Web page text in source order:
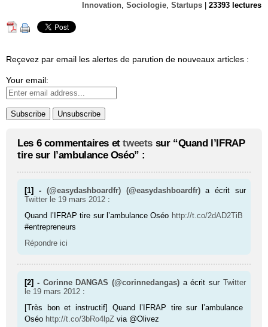
Innovation, Sociologie, Startups 23393 lectures
Reçevez par email les alertes de parution de nouveaux articles :
Your email:
Les 6 commentaires ettweets sur “Quand l’IFRAP
tire sur l’ambulance Oséo” :
[1] - (@easydashboardfr) (@easydashboardfr) a écrit sur
Twitter le 19 mars 2012 :
Quand l’IFRAP tire sur l’ambulance Oséo http://t.co/2dAD2TiB
#entrepreneurs
Répondre ici
[2] - Corinne DANGAS (@corinnedangas) a écrit sur Twitter
le 19 mars 2012 :
[Très bon et instructif] Quand l’IFRAP tire sur l’ambulance
Oséo http://t.co/3bRo4lpZ via @Olivez